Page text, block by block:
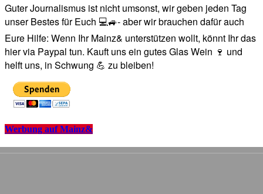
Guter Journalismus ist nicht umsonst, wir geben jeden Tag
unser Bestes für Euch 💻🚙- aber wir brauchen dafür auch
Eure Hilfe: Wenn Ihr Mainz& unterstützen wollt, könnt Ihr das
hier via Paypal tun. Kauft uns ein gutes Glas Wein 🍷 und
helft uns, in Schwung 💪 zu bleiben!
Werbung auf Mainz&